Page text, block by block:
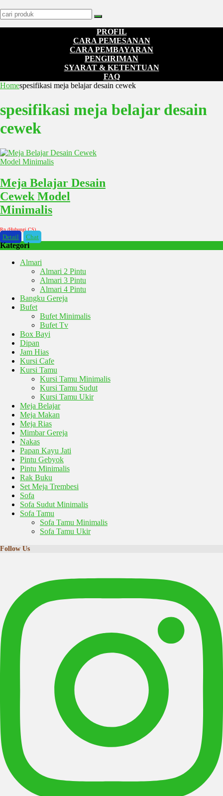
PROFIL
CARA PEMESANAN
CARA PEMBAYARAN
PENGIRIMAN
SYARAT & KETENTUAN
FAQ
Homespesifikasi meja belajar desain cewek
spesifikasi meja belajar desain
cewek
Meja Belajar Desain
Cewek Model
Minimalis
Rp (Hubungi CS)
Detail Chat
Kategori
Almari
Almari 2 Pintu
Almari 3 Pintu
Almari 4 Pintu
Bangku Gereja
Bufet
Bufet Minimalis
Bufet Tv
Box Bayi
Dipan
Jam Hias
Kursi Cafe
Kursi Tamu
Kursi Tamu Minimalis
Kursi Tamu Sudut
Kursi Tamu Ukir
Meja Belajar
Meja Makan
Meja Rias
Mimbar Gereja
Nakas
Papan Kayu Jati
Pintu Gebyok
Pintu Minimalis
Rak Buku
Set Meja Trembesi
Sofa
Sofa Sudut Minimalis
Sofa Tamu
Sofa Tamu Minimalis
Sofa Tamu Ukir
Follow Us